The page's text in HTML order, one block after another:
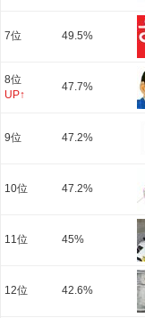
7位 49.5%
8位
UP↑
47.7%
9位 47.2%
10位 47.2%
11位 45%
12位 42.6%